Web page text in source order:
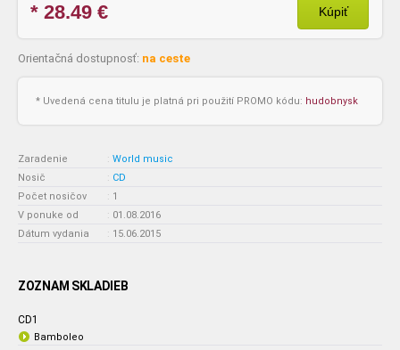
* 28.49 € Kúpiť
Orientačná dostupnosť: na ceste
* Uvedená cena titulu je platná pri použití PROMO kódu: hudobnysk
Zaradenie : World music
Nosič
: CD
Počet nosičov
: 1
V ponuke od
: 01.08.2016
Dátum vydania
: 15.06.2015
ZOZNAM SKLADIEB
CD1
Bamboleo